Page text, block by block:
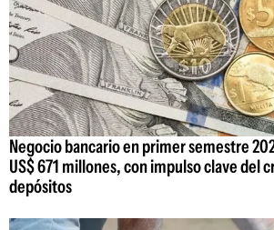
Negocio bancario en primer semestre
US$ 671 millones, con impulso clave del
depósitos